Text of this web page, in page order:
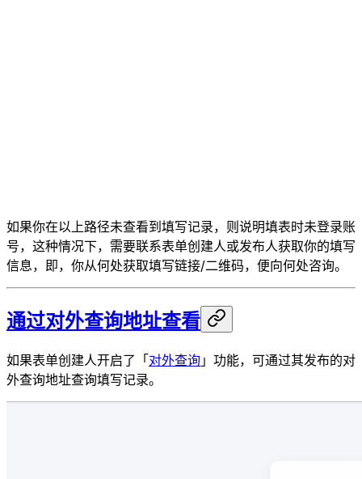
如果你在以上路径未查看到填写记录，则说明填表时未登录账
号，这种情况下，需要联系表单创建人或发布人获取你的填写
信息，即，你从何处获取填写链接/二维码，便向何处咨询。
通过对外查询地址查看
如果表单创建人开启了「对外查询 」功能，可通过其发布的对
外查询地址查询填写记录。